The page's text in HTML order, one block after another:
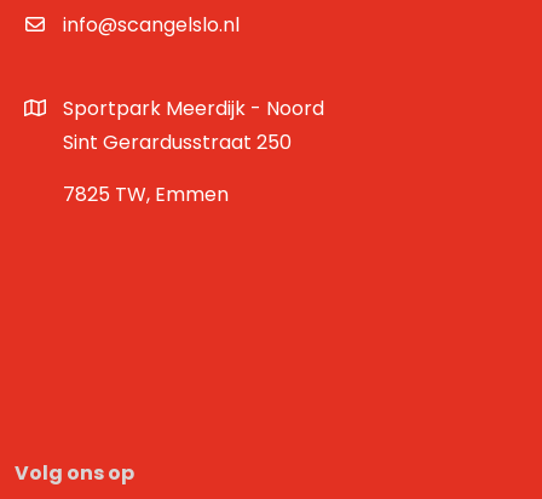
info@scangelslo.nl
Sportpark Meerdijk - Noord
Sint Gerardusstraat 250
7825 TW, Emmen
Volg ons op